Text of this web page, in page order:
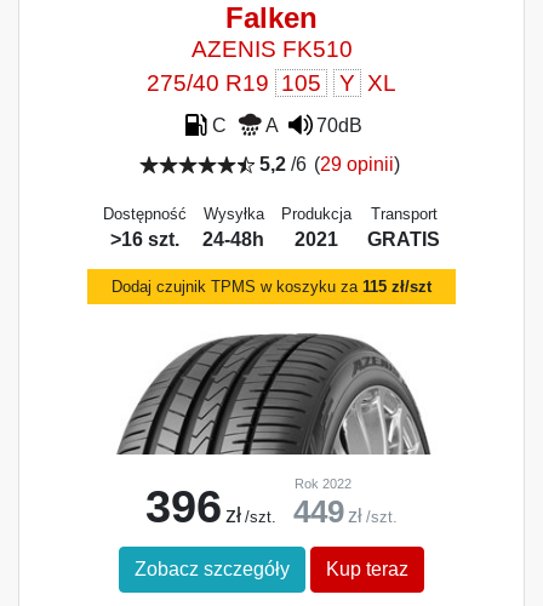
Falken
AZENIS FK510
275/40 R19 105 Y XL
C A
70dB
5,2/6 (29 opinii)
Dostępność
>16 szt.
Wysyłka
24-48h
Produkcja
2021
Transport
GRATIS
Dodaj czujnik TPMS w koszyku za 115 zł/szt
396 zł /szt.
Rok 2022
449 zł /szt.
Zobacz szczegóły Kup teraz